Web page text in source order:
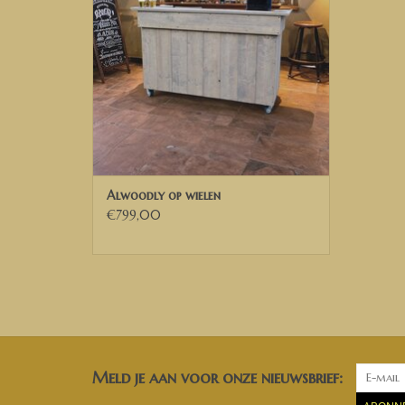
Alwoodly op wielen
€799,00
Meld je aan voor onze nieuwsbrief: